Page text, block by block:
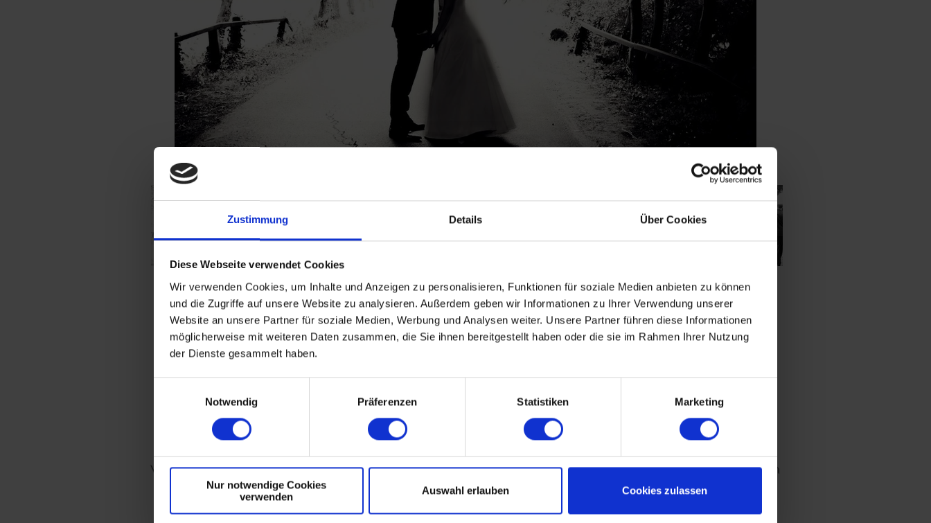
Zustimmung Details Über Cookies
Diese Webseite verwendet Cookies
Wir verwenden Cookies, um Inhalte und Anzeigen zu personalisieren, Funktionen für soziale Medien anbieten zu können
und die Zugriffe auf unsere Website zu analysieren. Außerdem geben wir Informationen zu Ihrer Verwendung unserer
Website an unsere Partner für soziale Medien, Werbung und Analysen weiter. Unsere Partner führen diese Informationen
möglicherweise mit weiteren Daten zusammen, die Sie ihnen bereitgestellt haben oder die sie im Rahmen Ihrer Nutzung
der Dienste gesammelt haben.
Notwendig
Präferenzen Statistiken Marketing
Nur notwendige Cookies
verwenden
Auswahl erlauben Cookies zulassen
Jedes Paar ist verschieden, so ist auch jede Hochzeit anders und das ist auch gut so!
Jede Hochzeitsbegleitung und jedes Foto ist einzigartig. Ich achte darauf in den Hintergrund zu
Euren Tag einlassen könnt.
Kennenlern-Gespräch
Bei unserem ersten Gespräch möchte ich viel über Euch und Eure Wünsche erfahren, um Eure
Vorstellungen bestmöglich umzusetzen und Euch und Eure Emotionen so authentisch wie möglich
festzuhalten. Da es bei einer Hochzeit sehr viele intime Momente geben wird, ist es auch sehr
wichtig, dass wir uns gut verstehen und ihr ein gutes Gefühl habt, mich als Eure Fotografin zu
wählen.